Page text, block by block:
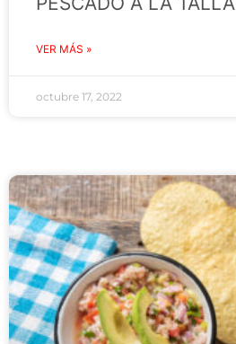
VER MÁS »
octubre 17, 2022